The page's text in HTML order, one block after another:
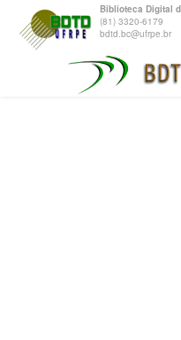
Biblioteca Digital
(81) 3320-6179
bdtd.bc@ufrpe.br